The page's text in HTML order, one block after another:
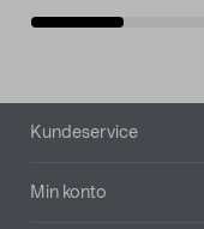
Bunntekst
Kundeservice
Min konto